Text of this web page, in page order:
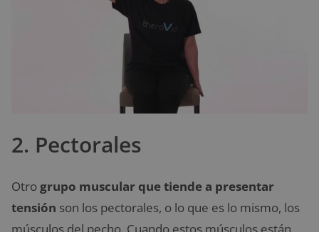
2. Pectorales
Otro grupo muscular que tiende a presentar
tensión son los pectorales, o lo que es lo mismo, los